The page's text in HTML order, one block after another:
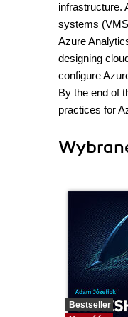
infrastructure.
systems
Azure
designing
configure
By the end of
practices for
Bestseller